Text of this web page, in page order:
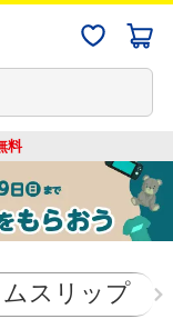
料
ムスリップ